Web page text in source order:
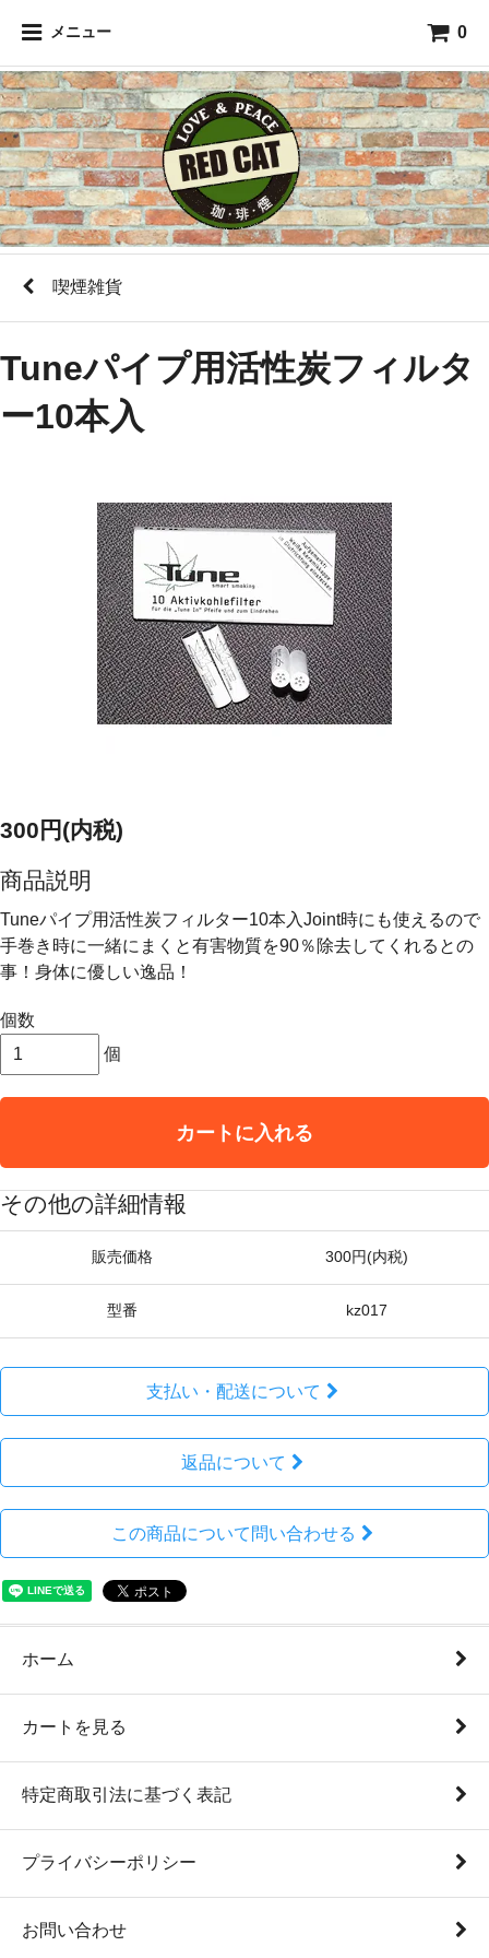
メニュー 0
喫煙雑貨
Tuneパイプ用活性炭フィルタ
ー10本入
300円(内税)
商品説明
Tuneパイプ用活性炭フィルター10本入Joint時にも使えるので
手巻き時に一緒にまくと有害物質を90％除去してくれるとの
事！身体に優しい逸品！
個数
個
カートに入れる
その他の詳細情報
販売価格 300円(内税)
型番 kz017
支払い・配送について
返品について
この商品について問い合わせる
ホーム
カートを見る
特定商取引法に基づく表記
プライバシーポリシー
お問い合わせ